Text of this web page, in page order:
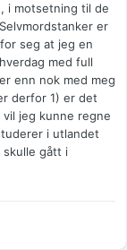
i motsetning til de
er
seg at jeg en
med full
enn nok med meg
derfor 1) er det
jeg kunne regne
i utlandet
gått i